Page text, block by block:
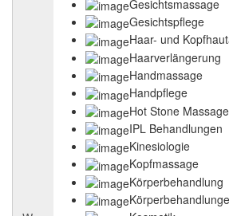
Gesichtsmassage
Gesichtspflege
Haar- und
Haarverlängerung
Handmassage
Handpflege
Hot Stone Massage
IPL Behandlungen
Kinesiologie
Kopfmassage
Körperbehandlung